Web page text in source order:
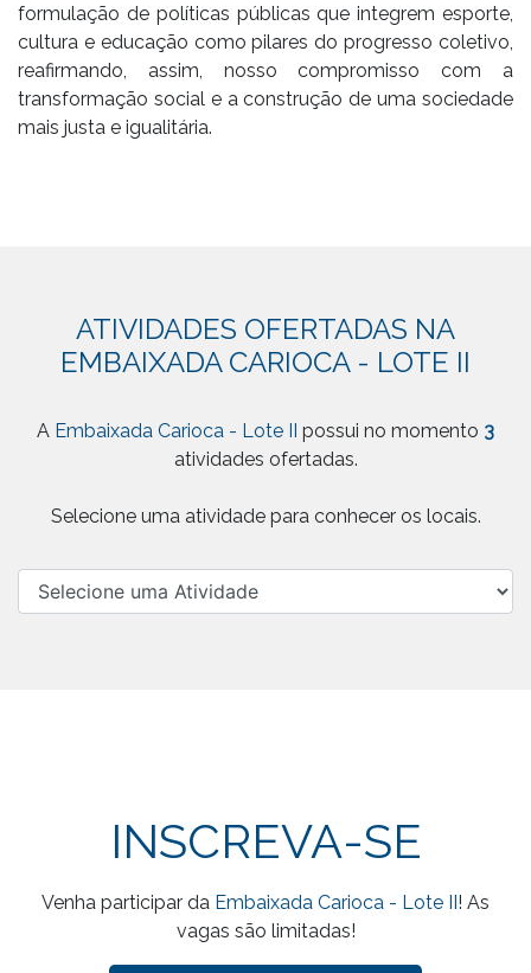
formulação de políticas públicas que integrem esporte,
cultura e educação como pilares do progresso coletivo,
reafirmando, assim, nosso compromisso com a
transformação social e a construção de uma sociedade
mais justa e igualitária.
ATIVIDADES OFERTADAS NA
EMBAIXADA CARIOCA - LOTE II
A Embaixada Carioca - Lote II possui no momento 3
atividades ofertadas.
Selecione uma atividade para conhecer os locais.
INSCREVA-SE
Venha participar da Embaixada Carioca - Lote II! As
vagas são limitadas!